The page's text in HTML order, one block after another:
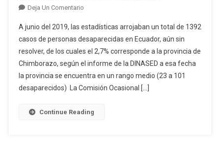
Deja Un ComentarioEn
Verifican
Actuación
En
Casos
De
Desaparecidos
A junio del 2019, las estadísticas arrojaban un total de 1392
casos de personas desaparecidas en Ecuador, aún sin
resolver, de los cuales el 2,7% corresponde a la provincia de
Chimborazo, según el informe de la DINASED a esa fecha
la provincia se encuentra en un rango medio (23 a 101
desaparecidos) La Comisión Ocasional […]
Continue Reading